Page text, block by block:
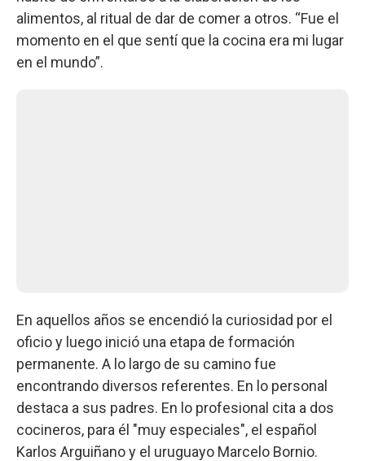
alimentos, al ritual de dar de comer a otros. “Fue el
momento en el que sentí que la cocina era mi lugar
en el mundo”.
En aquellos años se encendió la curiosidad por el
oficio y luego inició una etapa de formación
permanente. A lo largo de su camino fue
encontrando diversos referentes. En lo personal
destaca a sus padres. En lo profesional cita a dos
cocineros, para él "muy especiales", el español
Karlos Arguiñano y el uruguayo Marcelo Bornio.